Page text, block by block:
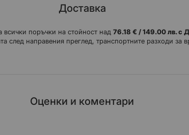
Доставка
всички поръчки на стойност над 76.18 € / 149.00 лв. с
след направения преглед, транспортните разходи за
Оценки и коментари